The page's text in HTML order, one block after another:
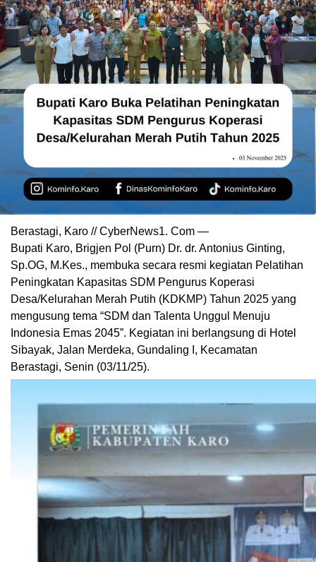
Berastagi, Karo // CyberNews1. Com —
Bupati Karo, Brigjen Pol (Purn) Dr. dr. Antonius Ginting,
Sp.OG, M.Kes., membuka secara resmi kegiatan Pelatihan
Peningkatan Kapasitas SDM Pengurus Koperasi
Desa/Kelurahan Merah Putih (KDKMP) Tahun 2025 yang
mengusung tema “SDM dan Talenta Unggul Menuju
Indonesia Emas 2045”. Kegiatan ini berlangsung di Hotel
Sibayak, Jalan Merdeka, Gundaling I, Kecamatan
Berastagi, Senin (03/11/25).